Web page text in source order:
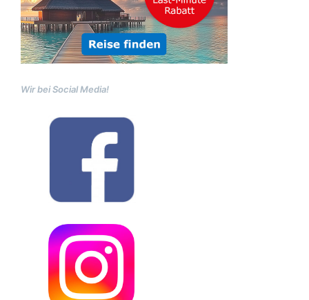
Wir bei Social Media!